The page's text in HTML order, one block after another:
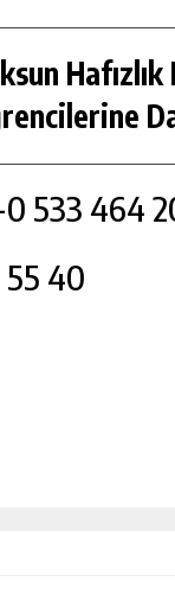
Hafızlık
533 464
40